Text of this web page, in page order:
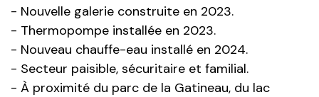
- Nouvelle galerie construite en 2023.
- Thermopompe installée en 2023.
- Nouveau chauffe-eau installé en 2024.
- Secteur paisible, sécuritaire et familial.
- À proximité du parc de la Gatineau, du lac